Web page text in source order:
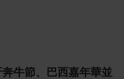
牛節、巴西嘉年華並